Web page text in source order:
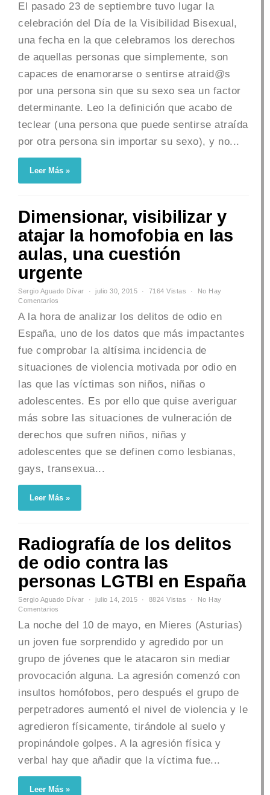
El pasado 23 de septiembre tuvo lugar la
celebración del Día de la Visibilidad Bisexual,
una fecha en la que celebramos los derechos
de aquellas personas que simplemente, son
capaces de enamorarse o sentirse atraid@s
por una persona sin que su sexo sea un factor
determinante. Leo la definición que acabo de
teclear (una persona que puede sentirse atraída
por otra persona sin importar su sexo), y no...
Leer Más »
Dimensionar, visibilizar y
atajar la homofobia en las
aulas, una cuestión
urgente
Sergio Aguado Dívar julio 30, 2015 7164 Vistas
No Hay
Comentarios
A la hora de analizar los delitos de odio en
España, uno de los datos que más impactantes
fue comprobar la altísima incidencia de
situaciones de violencia motivada por odio en
las que las víctimas son niños, niñas o
adolescentes. Es por ello que quise averiguar
más sobre las situaciones de vulneración de
derechos que sufren niños, niñas y
adolescentes que se definen como lesbianas,
gays, transexua...
Leer Más »
Radiografía de los delitos
de odio contra las
personas LGTBI en España
Sergio Aguado Dívar julio 14, 2015 8824 Vistas
No Hay
Comentarios
La noche del 10 de mayo, en Mieres (Asturias)
un joven fue sorprendido y agredido por un
grupo de jóvenes que le atacaron sin mediar
provocación alguna. La agresión comenzó con
insultos homófobos, pero después el grupo de
perpetradores aumentó el nivel de violencia y le
agredieron físicamente, tirándole al suelo y
propinándole golpes. A la agresión física y
verbal hay que añadir que la víctima fue...
Leer Más »